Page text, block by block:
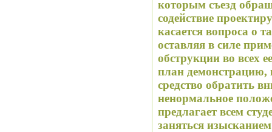
которым съезд
содействие
касается вопроса о
оставляя в силе
обструкции во всех
план демонстрацию,
средство обратить
ненормальное
предлагает всем
заняться